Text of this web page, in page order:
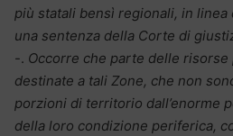
più statali bensì regionali, in
una sentenza della Corte di
-. Occorre che parte delle risorse
destinate a tali Zone, che non
porzioni di territorio dall’enorme
della loro condizione periferica,